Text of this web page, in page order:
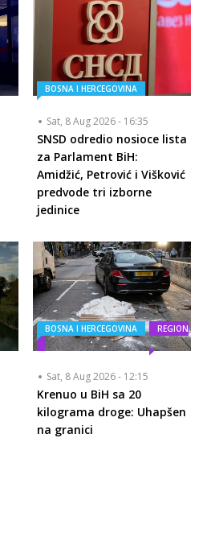
BOSNA I HERCEGOVINA
Sat, 8 Aug 2026 - 16:35
SNSD odredio nosioce lista
za Parlament BiH:
Amidžić, Petrović i Višković
predvode tri izborne
jedinice
BOSNA I HERCEGOVINA REGION
Sat, 8 Aug 2026 - 12:15
Krenuo u BiH sa 20
kilograma droge: Uhapšen
na granici